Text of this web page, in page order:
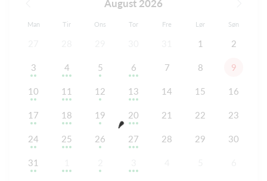
August 2026
Man Tir Ons Tor Fre Lør Søn
1 2
3 4 5 6 7 8 9
10 11 12 13 14 15 16
17 18 19 20 21 22 23
24 25 26 27 28 29 30
31